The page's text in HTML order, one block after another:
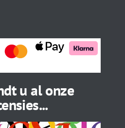
u al onze